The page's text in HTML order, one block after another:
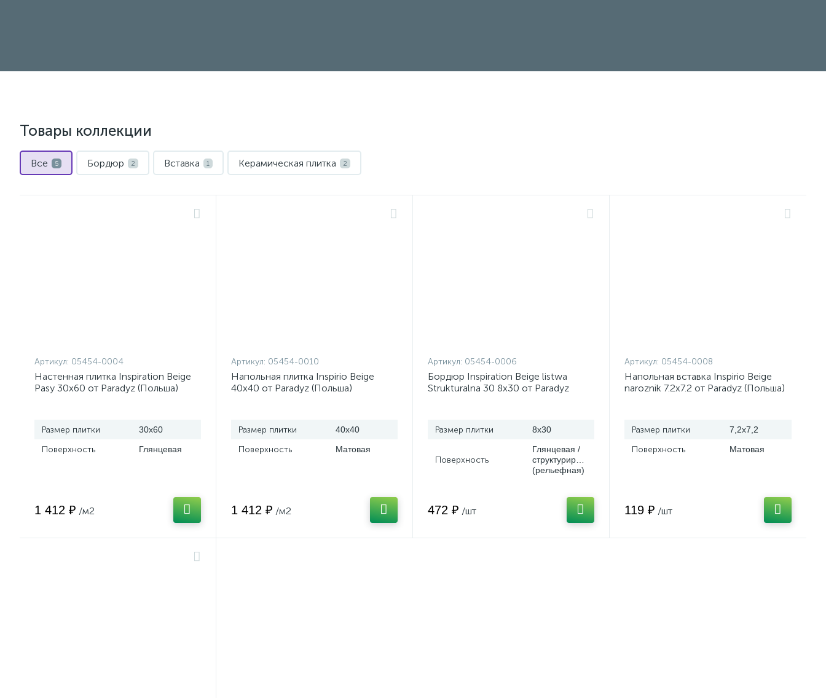
Товары коллекции
Все 5 Бордюр 2 Вставка 1 Керамическая плитка 2
Артикул: 05454-0004
Настенная плитка Inspiration Beige
Pasy 30x60 от Paradyz (Польша)
Размер плитки 30x60
Поверхность Глянцевая
1 412 ₽ /м2
Артикул: 05454-0010
Напольная плитка Inspirio Beige
40x40 от Paradyz (Польша)
Размер плитки 40x40
Поверхность Матовая
1 412 ₽ /м2
Артикул: 05454-0006
Бордюр Inspiration Beige listwa
Strukturalna 30 8x30 от Paradyz
Размер плитки 8x30
Поверхность
Глянцевая /
структурированная
(рельефная)
472 ₽ /шт
Артикул: 05454-0008
Напольная вставка Inspirio Beige
naroznik 7.2x7.2 от Paradyz (Польша)
Размер плитки 7,2x7,2
Поверхность Матовая
119 ₽ /шт